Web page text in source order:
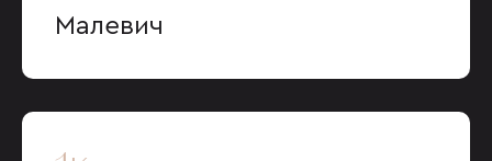
Малевич